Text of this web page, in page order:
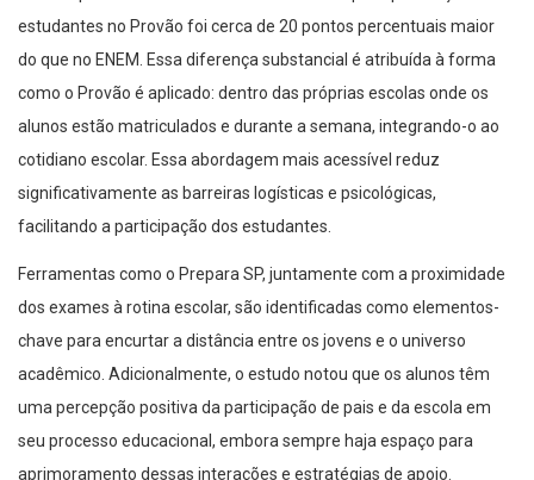
estudantes no Provão foi cerca de 20 pontos percentuais maior
do que no ENEM. Essa diferença substancial é atribuída à forma
como o Provão é aplicado: dentro das próprias escolas onde os
alunos estão matriculados e durante a semana, integrando-o ao
cotidiano escolar. Essa abordagem mais acessível reduz
significativamente as barreiras logísticas e psicológicas,
facilitando a participação dos estudantes.
Ferramentas como o Prepara SP, juntamente com a proximidade
dos exames à rotina escolar, são identificadas como elementos-
chave para encurtar a distância entre os jovens e o universo
acadêmico. Adicionalmente, o estudo notou que os alunos têm
uma percepção positiva da participação de pais e da escola em
seu processo educacional, embora sempre haja espaço para
aprimoramento dessas interações e estratégias de apoio.